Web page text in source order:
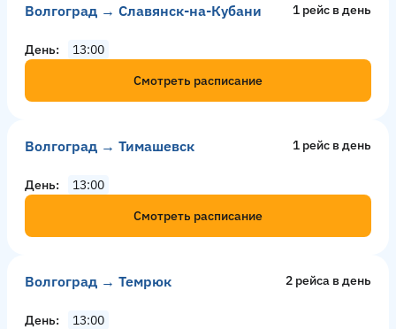
Волгоград → Славянск-на-Кубани 1 рейс в день
День
13:00
Смотреть расписание
Волгоград → Тимашевск 1 рейс в день
День
13:00
Смотреть расписание
Волгоград → Темрюк 2 рейсa в день
День
13:00